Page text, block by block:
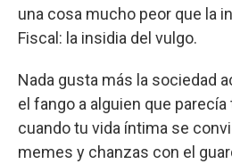
una cosa mucho peor que la
Fiscal: la insidia del vulgo.
Nada gusta más la sociedad
el fango a alguien que
cuando tu vida íntima se
memes y chanzas con el